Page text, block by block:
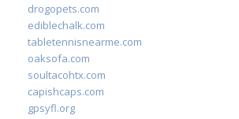
drogopets.com
ediblechalk.com
tabletennisnearme.com
oaksofa.com
soultacohtx.com
capishcaps.com
gpsyfl.org